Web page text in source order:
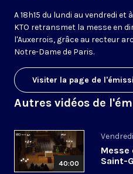
A 18h15 du lundi au vendredi
KTO retransmet la messe en
l'Auxerrois, grâce au recteur
Notre-Dame de Paris.
Visiter la page de
Autres vidéos de
40:00
Messe
Saint-